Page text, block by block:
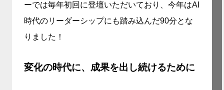
ーでは毎年初回に登壇いただいており、今年はAI
時代のリーダーシップにも踏み込んだ90分とな
りました！
変化の時代に、成果を出し続けるために